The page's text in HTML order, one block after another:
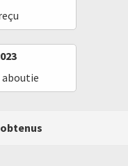
aboutie